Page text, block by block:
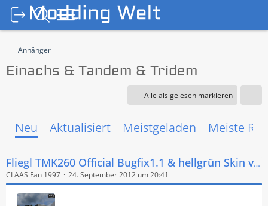
Anhänger
Einachs & Tandem & Tridem
Alle als gelesen markieren
Neu Aktualisiert Meistgeladen Meiste
Fliegl TMK260 Official Bugfix1.1 & hellgrün Skin v 1.1
CLAAS Fan 1997 24. September 2012 um 20:41